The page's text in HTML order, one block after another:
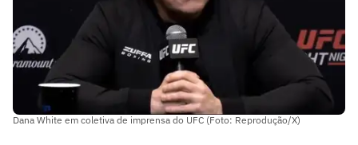
Dana White em coletiva de imprensa do UFC (Foto: Reprodução/X)